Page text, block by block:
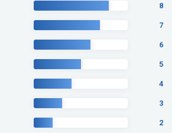
8
7
6
5
4
3
2